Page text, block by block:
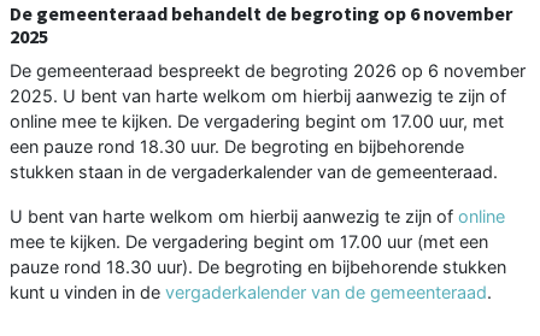
De gemeenteraad behandelt de begroting op 6 november
2025
De gemeenteraad bespreekt de begroting 2026 op 6 november
2025. U bent van harte welkom om hierbij aanwezig te zijn of
online mee te kijken. De vergadering begint om 17.00 uur, met
een pauze rond 18.30 uur. De begroting en bijbehorende
stukken staan in de vergaderkalender van de gemeenteraad.
U bent van harte welkom om hierbij aanwezig te zijn of online
mee te kijken. De vergadering begint om 17.00 uur (met een
pauze rond 18.30 uur). De begroting en bijbehorende stukken
kunt u vinden in de vergaderkalender van de gemeenteraad.